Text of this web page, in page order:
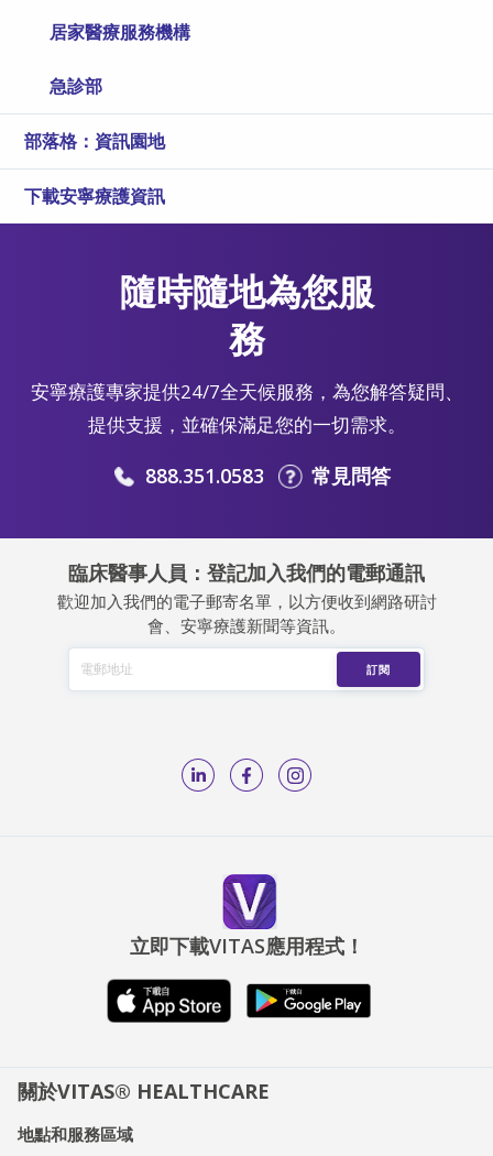
居家醫療服務機構
急診部
部落格：資訊園地
下載安寧療護資訊
隨時隨地為您服
務
安寧療護專家提供24/7全天候服務，為您解答疑問、
提供支援，並確保滿足您的一切需求。
888.351.0583 常見問答
臨床醫事人員：登記加入我們的電郵通訊
歡迎加入我們的電子郵寄名單，以方便收到網路研討
會、安寧療護新聞等資訊。
立即下載VITAS應用程式！
關於VITAS® HEALTHCARE
地點和服務區域